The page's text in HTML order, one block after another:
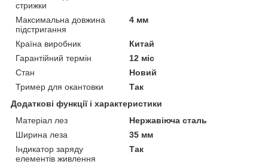
стрижки
Максимальна довжина
підстригання
4 мм
Країна виробник
Китай
Гарантійний термін
12 міс
Стан
Новий
Тример для окантовки
Так
Додаткові функції і характеристики
Матеріал лез
Нержавіюча сталь
Ширина леза
35 мм
Індикатор заряду
елементів живлення
Так